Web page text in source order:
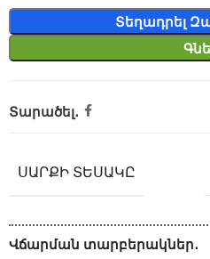
Տեղադրել
Տարածել․
ՍԱՐՔԻ ՏԵՍԱԿԸ
Վճարման տարբերակներ․